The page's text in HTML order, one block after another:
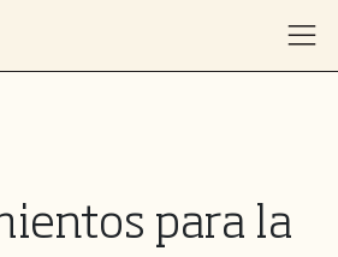
para la